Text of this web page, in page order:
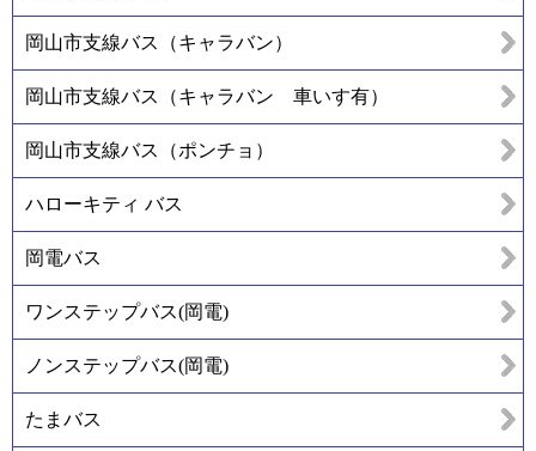
岡山市支線バス（キャラバン）
岡山市支線バス（キャラバン 車いす有）
岡山市支線バス（ポンチョ）
ハローキティ バス
岡電バス
ワンステップバス(岡電)
ノンステップバス(岡電)
たまバス